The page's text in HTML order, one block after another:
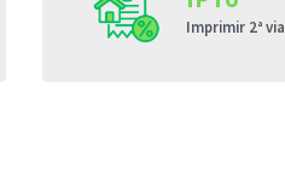
Imprimir 2ª via